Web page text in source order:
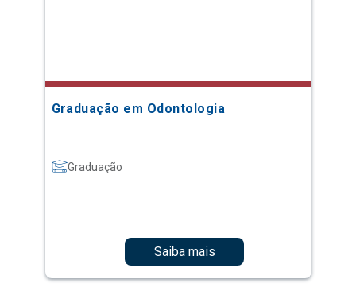
Graduação em Odontologia
Graduação
Saiba mais